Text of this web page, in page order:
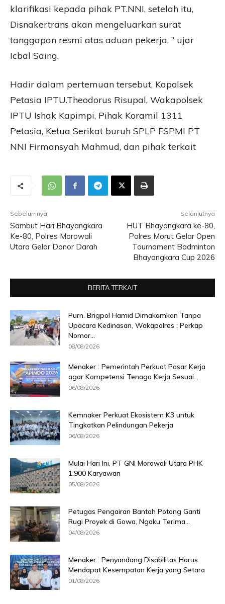
klarifikasi kepada pihak PT.NNI, setelah itu,
Disnakertrans akan mengeluarkan surat
tanggapan resmi atas aduan pekerja, ” ujar
Icbal Saing.
Hadir dalam pertemuan tersebut, Kapolsek
Petasia IPTU.Theodorus Risupal, Wakapolsek
IPTU Ishak Kapimpi, Pihak Koramil 1311
Petasia, Ketua Serikat buruh SPLP FSPMI PT
NNI Firmansyah Mahmud, dan pihak terkait
Sebelumnya
Sambut Hari Bhayangkara
Ke-80, Polres Morowali
Utara Gelar Donor Darah
Selanjutnya
HUT Bhayangkara ke-80,
Polres Morut Gelar Open
Tournament Badminton
Bhayangkara Cup 2026
BERITA TERKAIT
Purn. Brigpol Hamid Dimakamkan Tanpa
Upacara Kedinasan, Wakapolres : Perkap
Nomor...
08/08/2026
Menaker : Pemerintah Perkuat Pasar Kerja
agar Kompetensi Tenaga Kerja Sesuai...
06/08/2026
Kemnaker Perkuat Ekosistem K3 untuk
Tingkatkan Pelindungan Pekerja
06/08/2026
Mulai Hari Ini, PT GNI Morowali Utara PHK
1.900 Karyawan
05/08/2026
Petugas Pengairan Bantah Potong Ganti
Rugi Proyek di Gowa, Ngaku Terima...
04/08/2026
Menaker : Penyandang Disabilitas Harus
Mendapat Kesempatan Kerja yang Setara
01/08/2026